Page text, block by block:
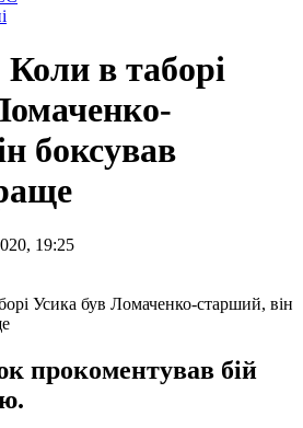
в таборі
боксував
19:25
прокоментував бій